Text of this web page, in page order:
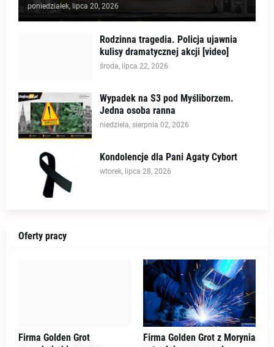
poniedziałek, lipca 20, 2026
Rodzinna tragedia. Policja ujawnia
kulisy dramatycznej akcji [video]
środa, lipca 22, 2026
Wypadek na S3 pod Myśliborzem.
Jedna osoba ranna
niedziela, sierpnia 02, 2026
Kondolencje dla Pani Agaty Cybort
wtorek, lipca 28, 2026
Oferty pracy
Firma Golden Grot
Firma Golden Grot z Morynia